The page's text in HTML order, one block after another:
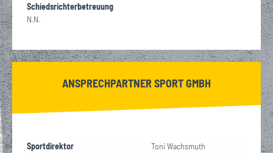
Schiedsrichterbetreuung
N.N.
ANSPRECHPARTNER SPORT GMBH
Sportdirektor
Toni Wachsmuth